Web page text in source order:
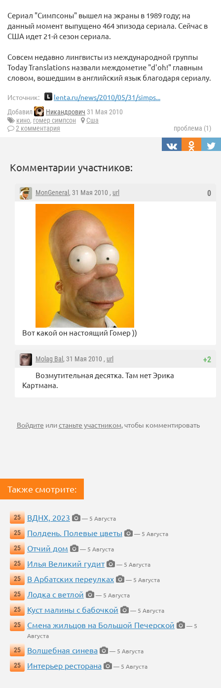
Сериал "Симпсоны" вышел на экраны в 1989 году; на
данный момент выпущено 464 эпизода сериала. Сейчас в
США идет 21-й сезон сериала.
Совсем недавно лингвисты из международной группы
Today Translations назвали междометие "d'oh!" главным
словом, вошедшим в английский язык благодаря сериалу.
Источник: lenta.ru/news/2010/05/31/simps...
Добавил Никандрович 31 Мая 2010
кино, гомер симпсон
Сша
2 комментария
проблема (1)
Комментарии участников:
0
MonGeneral , 31 Мая 2010 , url
Вот какой он настоящий Гомер ))
+2
Molag Bal , 31 Мая 2010 , url
Возмутительная десятка. Там нет Эрика
Картмана.
Войдите илистаньте участником, чтобы комментировать
Также смотрите:
25 ВДНХ, 2023
— 5 Августа
25
Полдень. Полевые цветы
— 5 Августа
25
Отчий дом
— 5 Августа
25
Илья Великий гудит
— 5 Августа
25
В Арбатских переулках
— 5 Августа
25
Лодка с ветлой
— 5 Августа
25
Куст малины с бабочкой
— 5 Августа
25
Смена жильцов на Большой Печерской
— 5
Августа
25
Волшебная синева
— 5 Августа
25
Интерьер ресторана — 5 Августа